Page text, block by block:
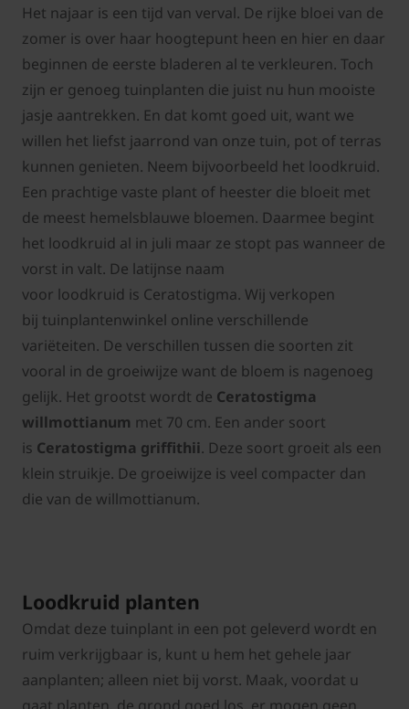
Het najaar is een tijd van verval. De rijke bloei van de
zomer is over haar hoogtepunt heen en hier en daar
beginnen de eerste bladeren al te verkleuren. Toch
zijn er genoeg tuinplanten die juist nu hun mooiste
jasje aantrekken. En dat komt goed uit, want we
willen het liefst jaarrond van onze tuin, pot of terras
kunnen genieten. Neem bijvoorbeeld het loodkruid.
Een prachtige vaste plant of heester die bloeit met
de meest hemelsblauwe bloemen. Daarmee begint
het loodkruid al in juli maar ze stopt pas wanneer de
vorst in valt. De latijnse naam
voor loodkruid is Ceratostigma. Wij verkopen
bij tuinplantenwinkel online verschillende
variëteiten. De verschillen tussen die soorten zit
vooral in de groeiwijze want de bloem is nagenoeg
gelijk. Het grootst wordt de Ceratostigma
willmottianum met 70 cm. Een ander soort
is Ceratostigma griffithii. Deze soort groeit als een
klein struikje. De groeiwijze is veel compacter dan
die van de willmottianum.
Loodkruid planten
Omdat deze tuinplant in een pot geleverd wordt en
ruim verkrijgbaar is, kunt u hem het gehele jaar
aanplanten; alleen niet bij vorst. Maak, voordat u